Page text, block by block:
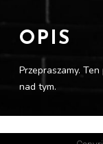
OPIS
Przepraszamy.
nad tym.